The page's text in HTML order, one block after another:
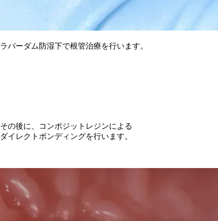
ラバーダム防湿下で根管治療を行います。
その後に、コンポジットレジンによる
ダイレクトボンディングを行います。